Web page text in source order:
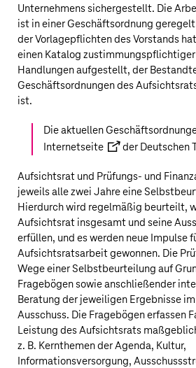
Unternehmens sichergestellt. Die
ist in einer Geschäftsordnung
der Vorlagepflichten des Vorstands
einen Katalog zustimmungspflichtiger
Handlungen aufgestellt, der
Geschäftsordnungen des
ist.
Die aktuellen
Internetseite
der Deutschen
Aufsichtsrat und Prüfungs- und
jeweils alle zwei Jahre eine
Hierdurch wird regelmäßig beurteilt,
Aufsichtsrat insgesamt und seine
erfüllen, und es werden neue Impulse
Aufsichtsratsarbeit gewonnen. Die
Wege einer Selbstbeurteilung auf
Fragebögen sowie anschließender
Beratung der jeweiligen Ergebnisse
Ausschuss. Die Fragebögen erfassen
Leistung des Aufsichtsrats
z. B. Kernthemen der Agenda, Kultur,
Informationsversorgung,